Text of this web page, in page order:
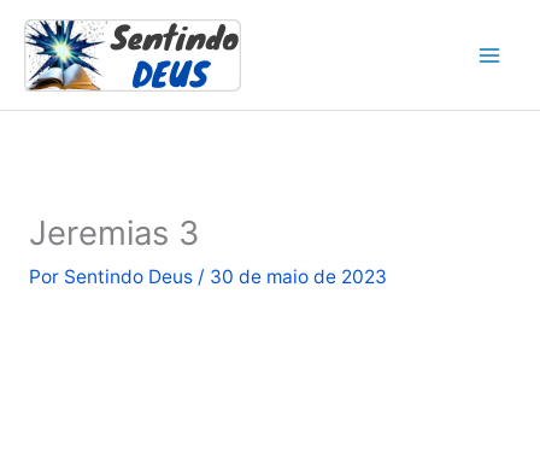
para
conteúdo
Jeremias 3
Por Sentindo Deus / 30 de maio de 2023